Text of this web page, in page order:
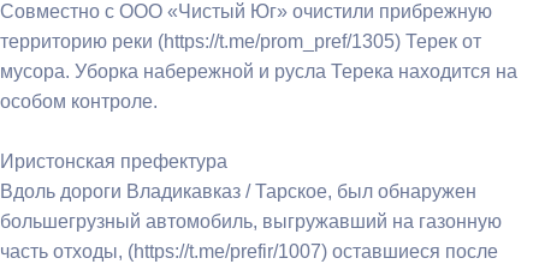
Совместно с ООО «Чистый Юг» очистили прибрежную
территорию реки (https://t.me/prom_pref/1305) Терек от
мусора. Уборка набережной и русла Терека находится на
особом контроле.
Иристонская префектура
Вдоль дороги Владикавказ / Тарское, был обнаружен
большегрузный автомобиль, выгружавший на газонную
часть отходы, (https://t.me/prefir/1007) оставшиеся после